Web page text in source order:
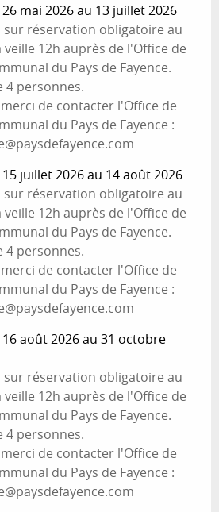
mai 2026 au 13 juillet 2026
sur réservation obligatoire au
12h auprès de l'Office de
du Pays de Fayence.
4 personnes.
de contacter l'Office de
du Pays de Fayence :
juillet 2026 au 14 août 2026
sur réservation obligatoire au
12h auprès de l'Office de
du Pays de Fayence.
4 personnes.
de contacter l'Office de
du Pays de Fayence :
août 2026 au 31 octobre
sur réservation obligatoire au
12h auprès de l'Office de
du Pays de Fayence.
4 personnes.
de contacter l'Office de
du Pays de Fayence :